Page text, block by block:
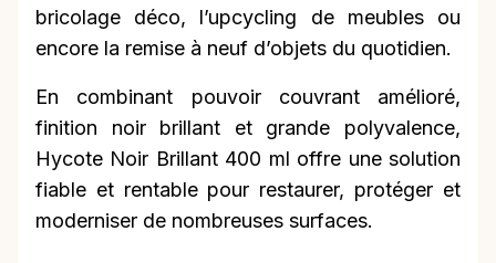
bricolage déco, l’upcycling de meubles ou
encore la remise à neuf d’objets du quotidien.
En combinant pouvoir couvrant amélioré,
finition noir brillant et grande polyvalence,
Hycote Noir Brillant 400 ml offre une solution
fiable et rentable pour restaurer, protéger et
moderniser de nombreuses surfaces.